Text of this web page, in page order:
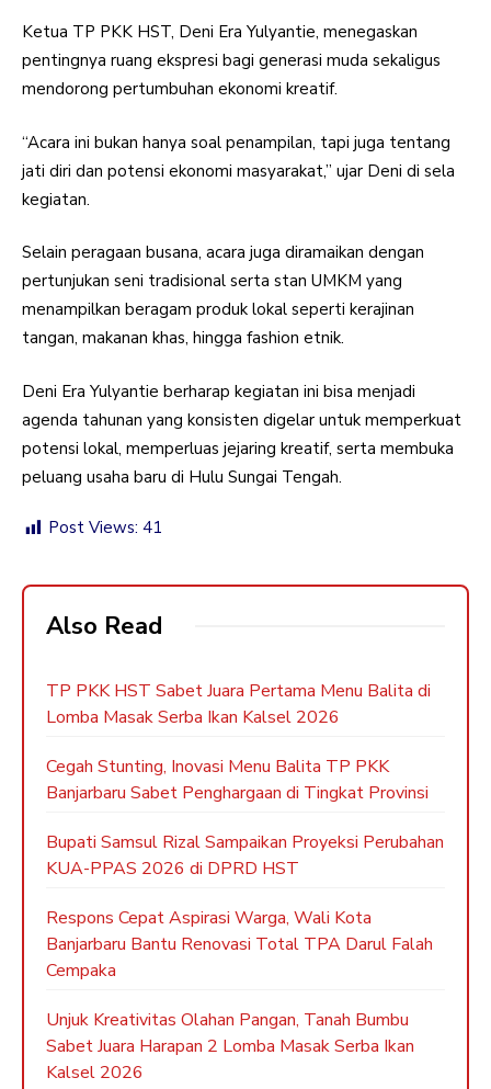
Ketua TP PKK HST, Deni Era Yulyantie, menegaskan
pentingnya ruang ekspresi bagi generasi muda sekaligus
mendorong pertumbuhan ekonomi kreatif.
“Acara ini bukan hanya soal penampilan, tapi juga tentang
jati diri dan potensi ekonomi masyarakat,” ujar Deni di sela
kegiatan.
Selain peragaan busana, acara juga diramaikan dengan
pertunjukan seni tradisional serta stan UMKM yang
menampilkan beragam produk lokal seperti kerajinan
tangan, makanan khas, hingga fashion etnik.
Deni Era Yulyantie berharap kegiatan ini bisa menjadi
agenda tahunan yang konsisten digelar untuk memperkuat
potensi lokal, memperluas jejaring kreatif, serta membuka
peluang usaha baru di Hulu Sungai Tengah.
Post Views: 41
Also Read
TP PKK HST Sabet Juara Pertama Menu Balita di
Lomba Masak Serba Ikan Kalsel 2026
Cegah Stunting, Inovasi Menu Balita TP PKK
Banjarbaru Sabet Penghargaan di Tingkat Provinsi
Bupati Samsul Rizal Sampaikan Proyeksi Perubahan
KUA-PPAS 2026 di DPRD HST
Respons Cepat Aspirasi Warga, Wali Kota
Banjarbaru Bantu Renovasi Total TPA Darul Falah
Cempaka
Unjuk Kreativitas Olahan Pangan, Tanah Bumbu
Sabet Juara Harapan 2 Lomba Masak Serba Ikan
Kalsel 2026